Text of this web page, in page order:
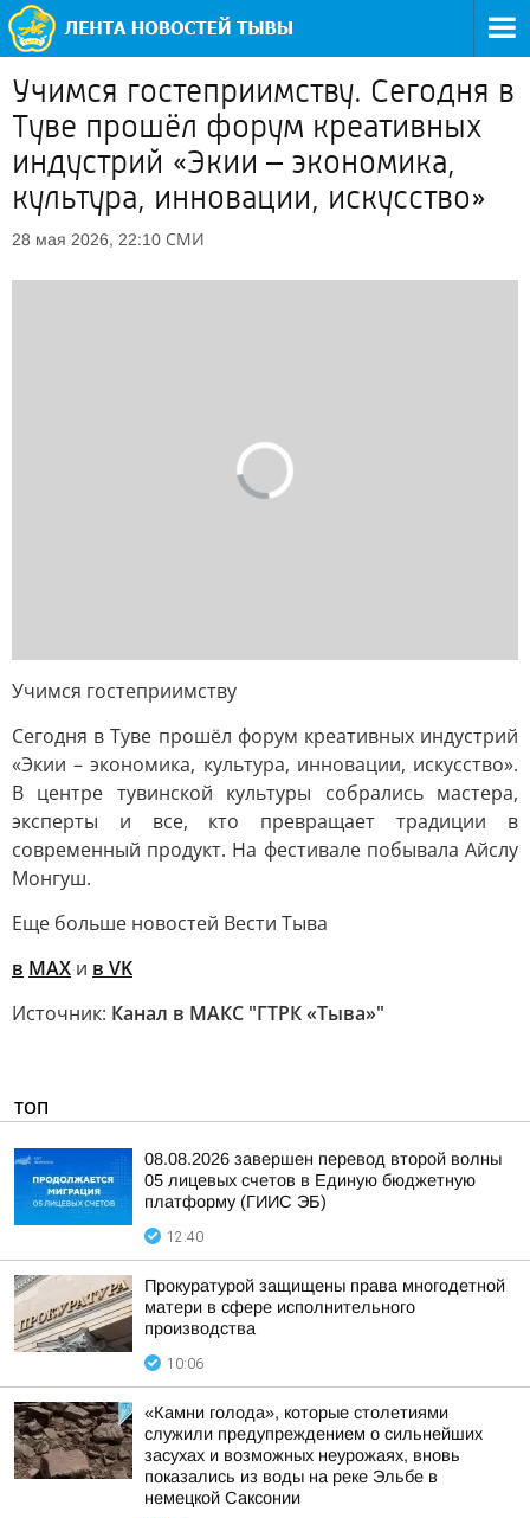
Учимся гостеприимству. Сегодня в
Туве прошёл форум креативных
индустрий «Экии – экономика,
культура, инновации, искусство»
28 мая 2026, 22:10 СМИ
Учимся гостеприимству
Сегодня в Туве прошёл форум креативных индустрий
«Экии – экономика, культура, инновации, искусство».
В центре тувинской культуры собрались мастера,
эксперты и все, кто превращает традиции в
современный продукт. На фестивале побывала Айслу
Монгуш.
Еще больше новостей Вести Тыва
в MAX и в VK
Источник: Канал в МАКС "ГТРК «Тыва»"
ТОП
08.08.2026 завершен перевод второй волны
05 лицевых счетов в Единую бюджетную
платформу (ГИИС ЭБ)
12:40
Прокуратурой защищены права многодетной
матери в сфере исполнительного
производства
10:06
«Камни голода», которые столетиями
служили предупреждением о сильнейших
засухах и возможных неурожаях, вновь
показались из воды на реке Эльбе в
немецкой Саксонии